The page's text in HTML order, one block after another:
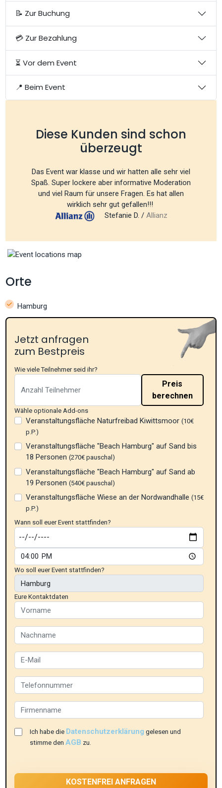
📝 Zur Buchung
💳 Zur Bezahlung
⏳ Vor dem Event
📍 Beim Event
Diese Kunden sind schon
überzeugt
Das Event war klasse und wir hatten alle sehr viel
Spaß. Super lockere aber informative Moderation
und viel Raum für unsere Fragen. Es hat allen
wirklich sehr gut gefallen!!!
Stefanie D. / Allianz
Orte
Hamburg
Jetzt anfragen
zum Bestpreis
Wie viele Teilnehmer seid ihr?
Preis
berechnen
Wähle optionale Add-ons
Veranstaltungsfläche Naturfreibad Kiwittsmoor (10€
p.P.)
Veranstaltungsfläche "Beach Hamburg" auf Sand bis
18 Personen (270€ pauschal)
Veranstaltungsfläche "Beach Hamburg" auf Sand ab
19 Personen (540€ pauschal)
Veranstaltungsfläche Wiese an der Nordwandhalle (15€
p.P.)
Wann soll euer Event stattfinden?
Wo soll euer Event stattfinden?
Eure Kontaktdaten
Ich habe die Datenschutzerklärung gelesen und
stimme denAGB zu.